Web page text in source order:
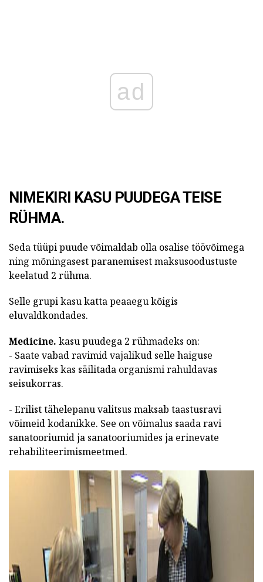
ad
NIMEKIRI KASU PUUDEGA TEISE
RÜHMA.
Seda tüüpi puude võimaldab olla osalise töövõimega
ning mõningasest paranemisest maksusoodustuste
keelatud 2 rühma.
Selle grupi kasu katta peaaegu kõigis
eluvaldkondades.
Medicine. kasu puudega 2 rühmadeks on:
- Saate vabad ravimid vajalikud selle haiguse
ravimiseks kas säilitada organismi rahuldavas
seisukorras.
- Erilist tähelepanu valitsus maksab taastusravi
võimeid kodanikke. See on võimalus saada ravi
sanatooriumid ja sanatooriumides ja erinevate
rehabiliteerimismeetmed.